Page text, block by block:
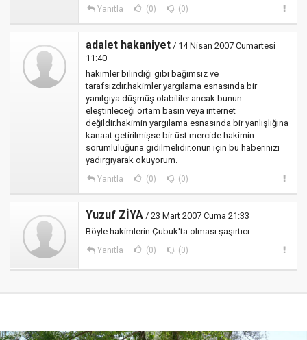
Yanıtla (0) (0)
adalet hakaniyet / 14 Nisan 2007 Cumartesi
11:40
hakimler bilindiği gibi bağımsız ve
tarafsızdır.hakimler yargılama esnasında bir
yanılgıya düşmüş olabililer.ancak bunun
eleştirileceği ortam basın veya internet
değildir.hakimin yargılama esnasında bir yanlışlığına
kanaat getirilmişse bir üst mercide hakimin
sorumluluğuna gidilmelidir.onun için bu haberinizi
yadırgıyarak okuyorum.
Yanıtla (0) (0)
Yuzuf ZİYA / 23 Mart 2007 Cuma 21:33
Böyle hakimlerin Çubuk'ta olması şaşırtıcı.
Yanıtla (0) (0)